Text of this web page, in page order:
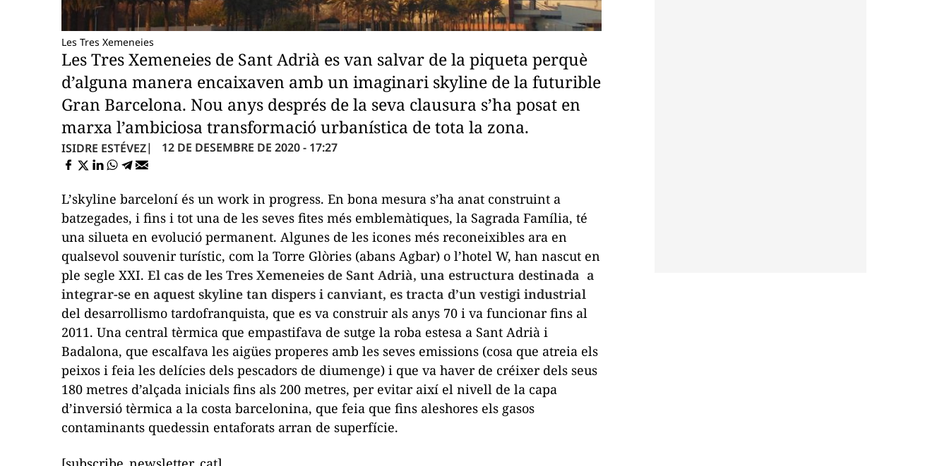
Les Tres Xemeneies
Les Tres Xemeneies de Sant Adrià es van salvar de la piqueta perquè
d’alguna manera encaixaven amb un imaginari skyline de la futurible
Gran Barcelona. Nou anys després de la seva clausura s’ha posat en
marxa l’ambiciosa transformació urbanística de tota la zona.
ISIDRE ESTÉVEZ 12 DE DESEMBRE DE 2020 - 17:27
L’skyline barceloní és un work in progress. En bona mesura s’ha anat construint a
batzegades, i fins i tot una de les seves fites més emblemàtiques, la Sagrada Família, té
una silueta en evolució permanent. Algunes de les icones més reconeixibles ara en
qualsevol souvenirturístic, com la Torre Glòries (abans Agbar) o l’hotel W, han nascut en
ple segle XXI. El cas de les Tres Xemeneies de Sant Adrià, una estructura destinada a
integrar-se en aquest skyline tan dispers i canviant, es tracta d’un vestigi industrial
del desarrollismo tardofranquista, que es va construir als anys 70 i va funcionar fins al
2011. Una central tèrmica que empastifava de sutge la roba estesa a Sant Adrià i
Badalona, que escalfava les aigües properes amb les seves emissions (cosa que atreia els
peixos i feia les delícies dels pescadors de diumenge) i que va haver de créixer dels seus
180 metres d’alçada inicials fins als 200 metres, per evitar així el nivell de la capa
d’inversió tèrmica a la costa barcelonina, que feia que fins aleshores els gasos
contaminants quedessin entaforats arran de superfície.